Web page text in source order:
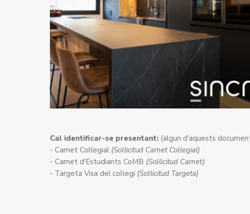
Cal identificar-se presentant: (algun d'aquests
- Carnet Col·legial (Sol·licitud Carnet Col·legial)
- Carnet d'Estudiants CoMB (Sol·licitud Carnet)
- Targeta Visa del col·legi (Sol·licitud Targeta)